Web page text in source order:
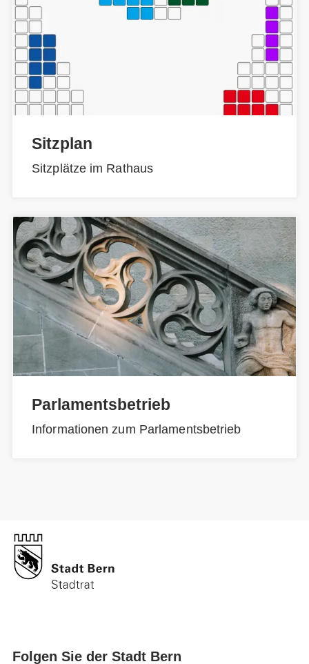
Sitzplan
Sitzplätze im Rathaus
Parlamentsbetrieb
Informationen zum Parlamentsbetrieb
Folgen Sie der Stadt Bern